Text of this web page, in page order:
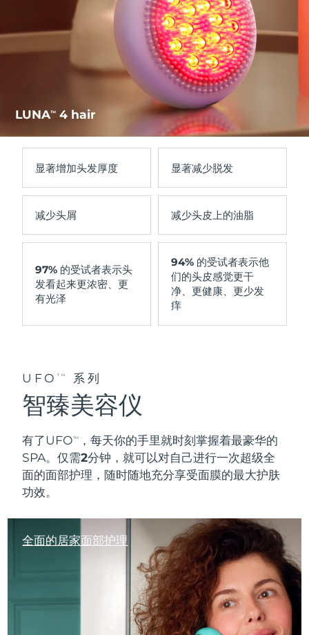
LUNATM4 hair
显著增加头发厚度 显著减少脱发
减少头屑 减少头皮上的油脂
97%的受试者表示头
发看起来更浓密、更
有光泽
94%的受试者表示他
们的头皮感觉更干
净、更健康、更少发
痒
UFO TM 系列
智臻美容仪
有了UFOTM ，每天你的手里就时刻掌握着最豪华的
SPA。仅需2分钟 ，就可以对自己进行一次超级全
面的面部护理，随时随地充分享受面膜的最大护肤
功效。
全面的居家面部护理